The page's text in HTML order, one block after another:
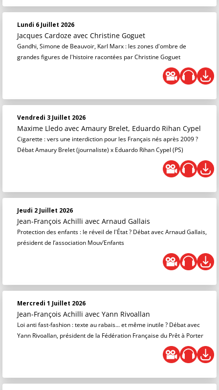
Lundi 6 Juillet 2026
Jacques Cardoze avec Christine Goguet
Gandhi, Simone de Beauvoir, Karl Marx : les zones d'ombre de
grandes figures de l'histoire racontées par Christine Goguet
Vendredi 3 Juillet 2026
Maxime Lledo avec Amaury Brelet, Eduardo Rihan Cypel
Cigarette : vers une interdiction pour les Français nés après 2009 ?
Débat Amaury Brelet (journaliste) x Eduardo Rihan Cypel (PS)
Jeudi 2 Juillet 2026
Jean-François Achilli avec Arnaud Gallais
Protection des enfants : le réveil de l'État ? Débat avec Arnaud Gallais,
président de l’association Mouv’Enfants
Mercredi 1 Juillet 2026
Jean-François Achilli avec Yann Rivoallan
Loi anti fast-fashion : texte au rabais... et même inutile ? Débat avec
Yann Rivoallan, président de la Fédération Française du Prêt à Porter